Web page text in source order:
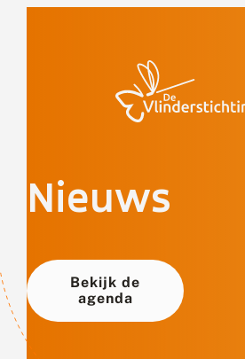
Nieuws
Bekijk de
agenda